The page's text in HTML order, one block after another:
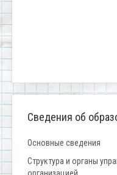
Сведения об
Основные сведения
Структура и органы